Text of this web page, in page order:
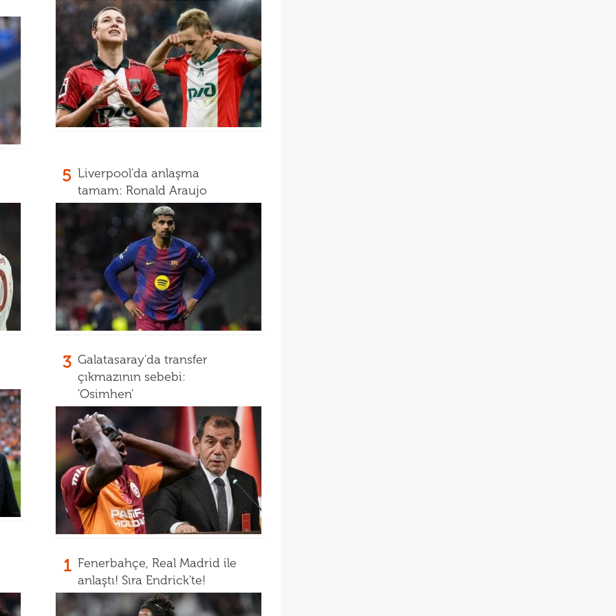
5 Liverpool'da anlaşma
tamam: Ronald Araujo
3 Galatasaray'da transfer
çıkmazının sebebi:
'Osimhen'
1 Fenerbahçe, Real Madrid ile
anlaştı! Sıra Endrick'te!